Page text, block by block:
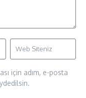
için adım, e-posta